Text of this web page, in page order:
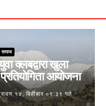
समाज
क्लबद्वारा खुला
आयोजना
१४, बिहीबार ०९:३९ गते